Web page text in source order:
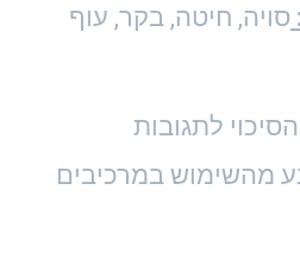
סויה, חיטה, בקר, עוף
לתגובות
מהשימוש במרכיבים